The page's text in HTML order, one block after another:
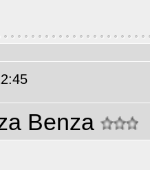
Benza